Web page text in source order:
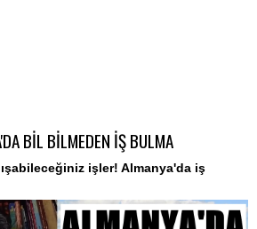
BİL BİLMEDEN İŞ BULMA
işler! Almanya'da iş